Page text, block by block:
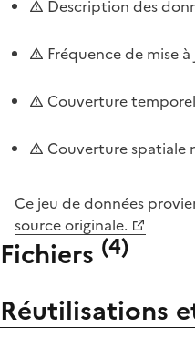
Description des
Fréquence de mise
Couverture
Couverture spatiale
Ce jeu de données
source originale.
Fichiers (4)
Réutilisations